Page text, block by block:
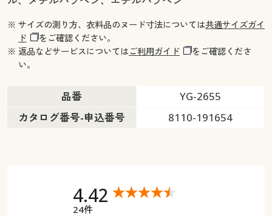
※ サイズの測り方、衣料品のヌード寸法については共通サイズガイ
ド
をご確認ください。
※ 返品などサービスについてはご利用ガイド
をご確認くださ
い。
品番
YG-2655
カタログ番号-申込番号
8110-191654
4.42
24件